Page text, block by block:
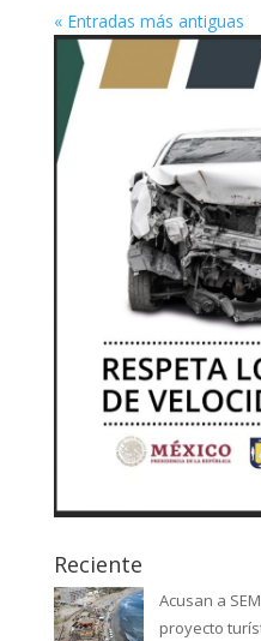
« Entradas más antiguas
Reciente
Acusan a
proyecto